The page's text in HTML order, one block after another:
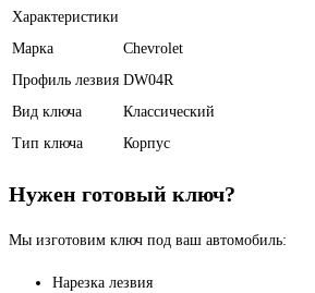
Характеристики
Марка
Chevrolet
Профиль лезвия DW04R
Вид ключа
Классический
Тип ключа
Корпус
Нужен готовый ключ?
Мы изготовим ключ под ваш автомобиль:
Нарезка лезвия